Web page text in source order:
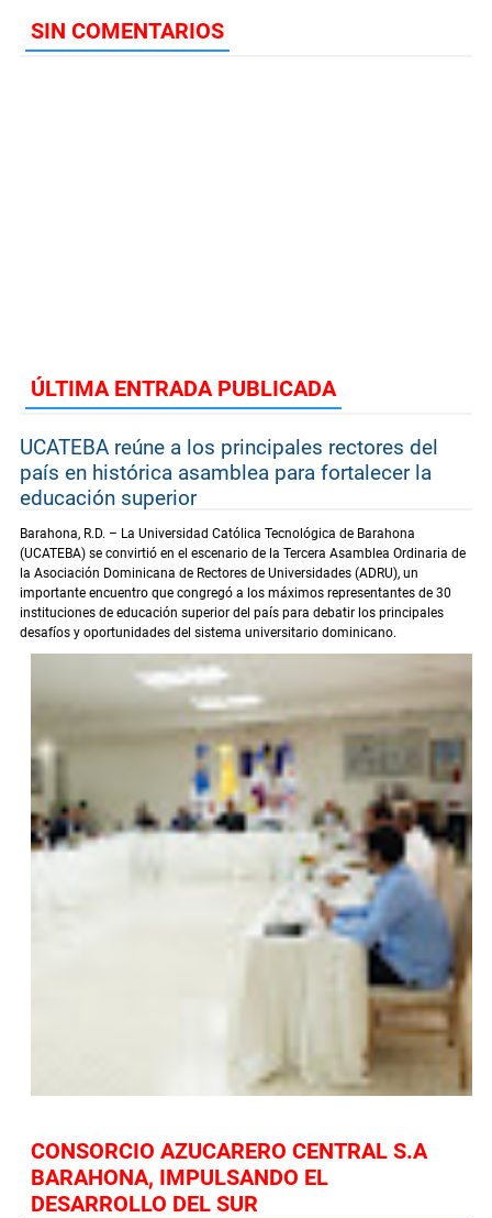
SIN COMENTARIOS
ÚLTIMA ENTRADA PUBLICADA
UCATEBA reúne a los principales rectores del
país en histórica asamblea para fortalecer la
educación superior
Barahona, R.D. – La Universidad Católica Tecnológica de Barahona
(UCATEBA) se convirtió en el escenario de la Tercera Asamblea Ordinaria de
la Asociación Dominicana de Rectores de Universidades (ADRU), un
importante encuentro que congregó a los máximos representantes de 30
instituciones de educación superior del país para debatir los principales
desafíos y oportunidades del sistema universitario dominicano.
CONSORCIO AZUCARERO CENTRAL S.A
BARAHONA, IMPULSANDO EL
DESARROLLO DEL SUR